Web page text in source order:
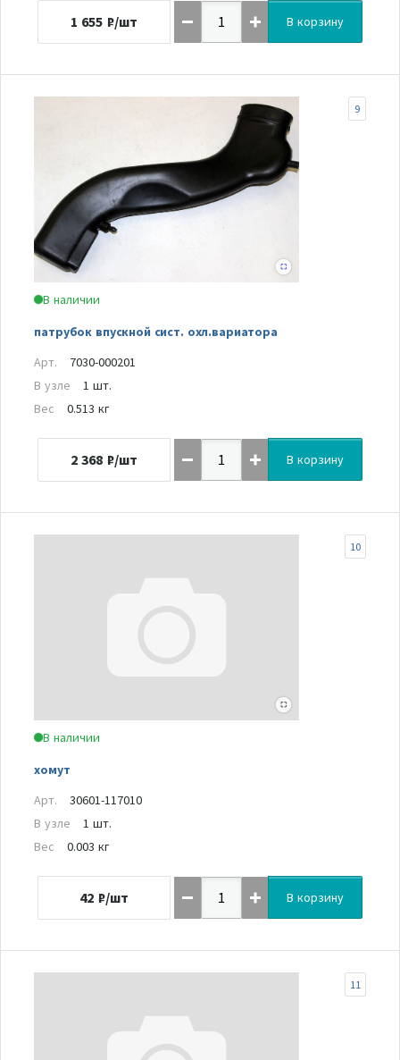
1 655 ₽/шт В корзину
В наличии
патрубок впускной сист. охл.вариатора
9
Арт.
7030-000201
В узле
1 шт.
Вес
0.513 кг
2 368 ₽/шт В корзину
В наличии
хомут
10
Арт.
30601-117010
В узле
1 шт.
Вес
0.003 кг
42 ₽/шт В корзину
11